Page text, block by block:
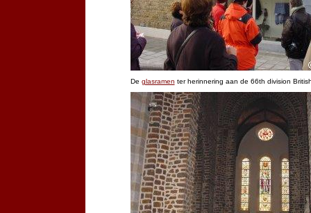
De glasramen ter herinnering aan de 66th division